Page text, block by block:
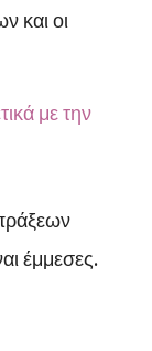
και οι
με την
έμμεσες.